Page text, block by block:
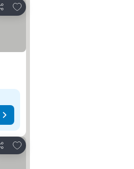
Adicionar aos favoritos
Adicionar aos favoritos